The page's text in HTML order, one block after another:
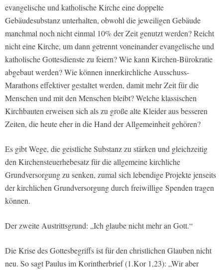
evangelische und katholische Kirche eine doppelte
Gebäudesubstanz unterhalten, obwohl die jeweiligen Gebäude
manchmal noch nicht einmal 10% der Zeit genutzt werden? Reicht
nicht eine Kirche, um dann getrennt voneinander evangelische und
katholische Gottesdienste zu feiern? Wie kann Kirchen-Bürokratie
abgebaut werden? Wie können innerkirchliche Ausschuss-
Marathons effektiver gestaltet werden, damit mehr Zeit für die
Menschen und mit den Menschen bleibt? Welche klassischen
Kirchbauten erweisen sich als zu große alte Kleider aus besseren
Zeiten, die heute eher in die Hand der Allgemeinheit gehören?
Es gibt Wege, die geistliche Substanz zu stärken und gleichzeitig
den Kirchensteuerhebesatz für die allgemeine kirchliche
Grundversorgung zu senken, zumal sich lebendige Projekte jenseits
der kirchlichen Grundversorgung durch freiwillige Spenden tragen
können.
Der zweite Austrittsgrund: „Ich glaube nicht mehr an Gott.“
Die Krise des Gottesbegriffs ist für den christlichen Glauben nicht
neu. So sagt Paulus im Korintherbrief (1.Kor 1,23): „Wir aber